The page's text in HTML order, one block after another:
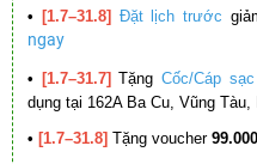
• [1.7–31.8] Đặt lịch trước
ngay
• [1.7–31.7] Tặng Cốc/Cáp sạc
dụng tại 162A Ba Cu, Vũng Tàu,
• [1.7–31.8] Tặng voucher